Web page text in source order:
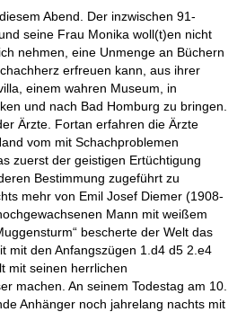
Abend. Der inzwischen 91-
seine Frau Monika woll(t)en nicht
nehmen, eine Unmenge an Büchern
erfreuen kann, aus ihrer
einem wahren Museum, in
und nach Bad Homburg zu bringen.
Ärzte. Fortan erfahren die Ärzte
vom mit Schachproblemen
zuerst der geistigen Ertüchtigung
Bestimmung zugeführt zu
mehr von Emil Josef Diemer (1908-
Mann mit weißem
bescherte der Welt das
mit den Anfangszügen 1.d4 d5 2.e4
mit seinen herrlichen
machen. An seinem Todestag am 10.
Anhänger noch jahrelang nachts mit